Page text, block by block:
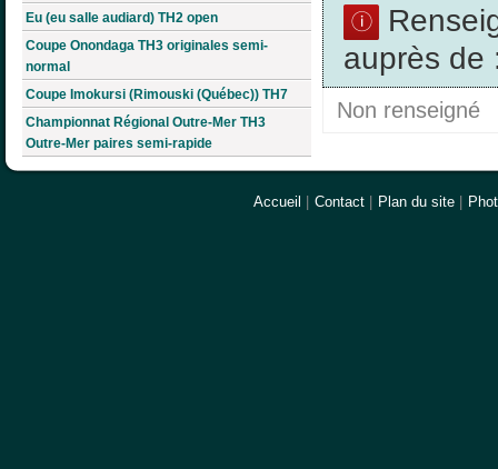
Eu (eu salle audiard) TH2 open
Coupe Onondaga TH3 originales semi-
normal
Coupe Imokursi (Rimouski (Québec)) TH7
Championnat Régional Outre-Mer TH3
Outre-Mer paires semi-rapide
auprès de
Non renseigné
Accueil Contact Plan du site